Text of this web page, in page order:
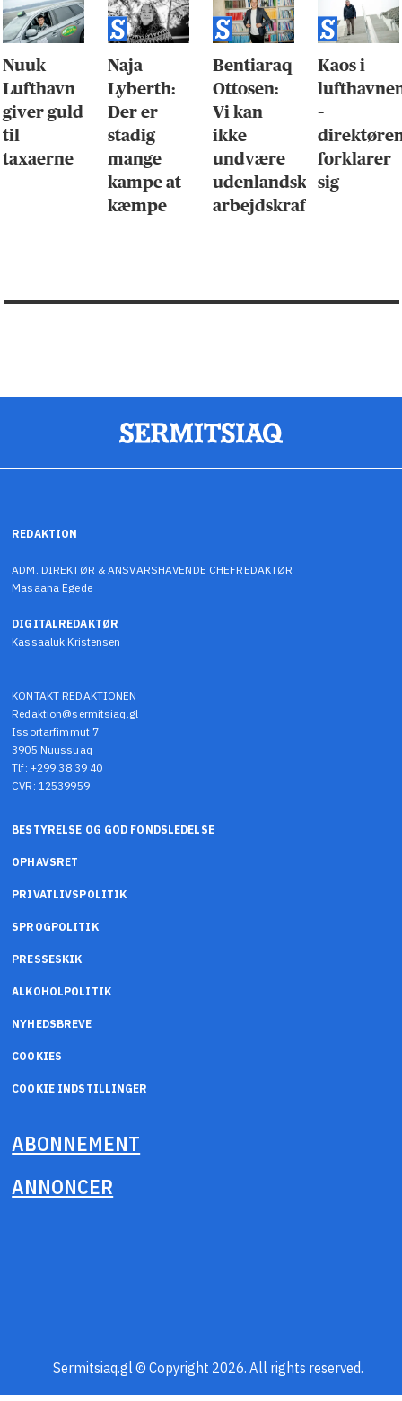
Nuuk
Lufthavn
giver guld
til
taxaerne
Naja
Lyberth:
Der er
stadig
mange
kampe at
kæmpe
Bentiaraq
Ottosen:
Vi kan
ikke
undvære
udenlandsk
arbejdskraft
Kaos i
–
forklarer
sig
REDAKTION
ADM. DIREKTØR & ANSVARSHAVENDE CHEFREDAKTØR
Masaana Egede
DIGITALREDAKTØR
Kassaaluk Kristensen
KONTAKT REDAKTIONEN
Redaktion@sermitsiaq.gl
Issortarfimmut 7
3905 Nuussuaq
Tlf: +299 38 39 40
CVR: 12539959
BESTYRELSE OG GOD FONDSLEDELSE
OPHAVSRET
PRIVATLIVSPOLITIK
SPROGPOLITIK
PRESSESKIK
ALKOHOLPOLITIK
NYHEDSBREVE
COOKIES
COOKIE INDSTILLINGER
ABONNEMENT
ANNONCER
Sermitsiaq.gl © Copyright 2026. All rights reserved.